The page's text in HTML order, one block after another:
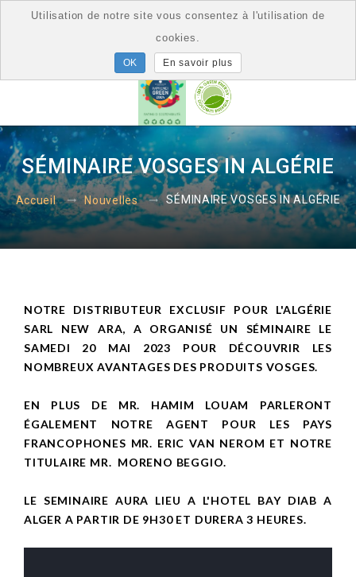
SÉMINAIRE VOSGES IN ALGÉRIE
Accueil Nouvelles SÉMINAIRE VOSGES IN ALGÉRIE
NOTRE DISTRIBUTEUR EXCLUSIF POUR L'ALGÉRIE
SARL NEW ARA, A ORGANISÉ UN SÉMINAIRE LE
SAMEDI 20 MAI 2023 POUR DÉCOUVRIR LES
NOMBREUX AVANTAGES DES PRODUITS VOSGES.
EN PLUS DE MR. HAMIM LOUAM PARLERONT
ÉGALEMENT NOTRE AGENT POUR LES PAYS
FRANCOPHONES MR. ERIC VAN NEROM ET NOTRE
TITULAIRE MR. MORENO BEGGIO.
LE SEMINAIRE AURA LIEU A L'HOTEL BAY DIAB A
ALGER A PARTIR DE 9H30 ET DURERA 3 HEURES.
Utilisation de notre site vous consentez à l'utilisation de
cookies.
En savoir plus